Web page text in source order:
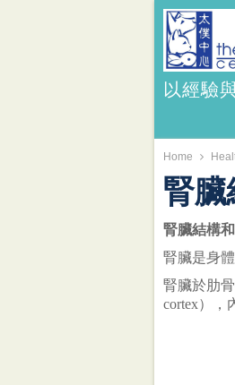
以經驗
Home
腎臟
腎臟結構
腎臟是身
腎臟於肋
cortex），